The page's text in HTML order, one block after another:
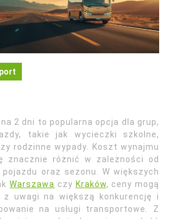
2 dni to popularna opcja dla grup,
takie jak wycieczki szkolne,
rodzinne wypady. Koszt wynajmu
znacznie różnić w zależności od
pojazdu oraz sezonu. W większych
Warszawa czy Kraków, ceny mogą
uwagi na większą konkurencję i
na usługi transportowe. Z